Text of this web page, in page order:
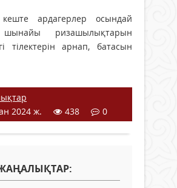
кеште ардагерлер осындай
шынайы ризашылықтарын
тілектерін арнап, батасын
2024 ж.
438 0